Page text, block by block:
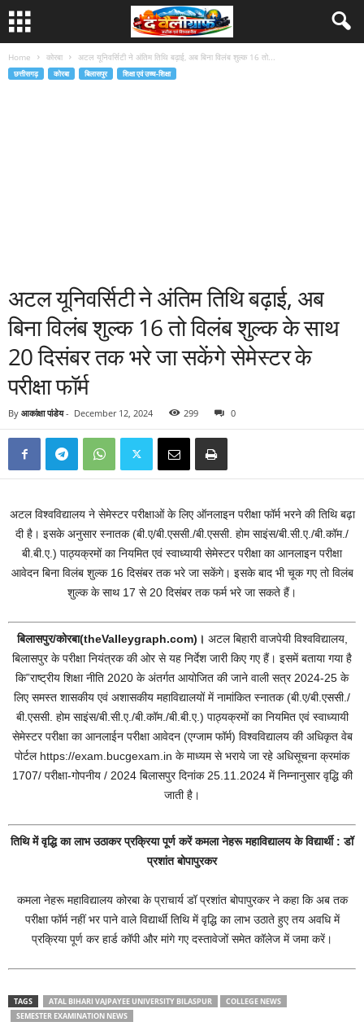
Home कोरबा अटल यूनिवर्सिटी ने अंतिम तिथि बढ़ाई, अब बिना विलंब शुल्क 16 तो...
छत्तीसगढ़ कोरबा बिलासपुर शिक्षा एवं उच्च-शिक्षा
अटल यूनिवर्सिटी ने अंतिम तिथि बढ़ाई, अब
बिना विलंब शुल्क 16 तो विलंब शुल्क के साथ
20 दिसंबर तक भरे जा सकेंगे सेमेस्टर के
परीक्षा फॉर्म
By आकांक्षा पांडेय- December 12, 2024 299 0
अटल विश्वविद्यालय ने सेमेस्टर परीक्षाओं के लिए ऑनलाइन परीक्षा फॉर्म भरने की तिथि बढ़ा
दी है। इसके अनुसार स्नातक (बी.ए/बी.एससी./बी.एससी. होम साइंस/बी.सी.ए./बी.कॉम./
बी.बी.ए.) पाठ्यक्रमों का नियमित एवं स्वाध्यायी सेमेस्टर परीक्षा का आनलाइन परीक्षा
आवेदन बिना विलंब शुल्क 16 दिसंबर तक भरे जा सकेंगे। इसके बाद भी चूक गए तो विलंब
शुल्क के साथ 17 से 20 दिसंबर तक फर्म भरे जा सकते हैं।
बिलासपुर/कोरबा(theValleygraph.com)। अटल बिहारी वाजपेयी विश्वविद्यालय,
बिलासपुर के परीक्षा नियंत्रक की ओर से यह निर्देश जारी किए गए हैं। इसमें बताया गया है
कि”राष्ट्रीय शिक्षा नीति 2020 के अंतर्गत आयोजित की जाने वाली सत्र 2024-25 के
लिए समस्त शासकीय एवं अशासकीय महाविद्यालयों में नामांकित स्नातक (बी.ए/बी.एससी./
बी.एससी. होम साइंस/बी.सी.ए./बी.कॉम./बी.बी.ए.) पाठ्यक्रमों का नियमित एवं स्वाध्यायी
सेमेस्टर परीक्षा का आनलाईन परीक्षा आवेदन (एग्जाम फॉर्म) विश्वविद्यालय की अधिकृत वेब
पोर्टल https://exam.bucgexam.in के माध्यम से भराये जा रहे अधिसूचना क्रमांक
1707/ परीक्षा-गोपनीय / 2024 बिलासपुर दिनांक 25.11.2024 में निम्नानुसार वृद्धि की
जाती है।
तिथि में वृद्धि का लाभ उठाकर प्रक्रिया पूर्ण करें कमला नेहरू महाविद्यालय के विद्यार्थी : डॉ
प्रशांत बोपापुरकर
कमला नेहरू महाविद्यालय कोरबा के प्राचार्य डॉ प्रशांत बोपापुरकर ने कहा कि अब तक
परीक्षा फॉर्म नहीं भर पाने वाले विद्यार्थी तिथि में वृद्धि का लाभ उठाते हुए तय अवधि में
प्रक्रिया पूर्ण कर हार्ड कॉपी और मांगे गए दस्तावेजों समेत कॉलेज में जमा करें।
TAGS ATAL BIHARI VAJPAYEE UNIVERSITY BILASPUR
COLLEGE NEWS
SEMESTER EXAMINATION NEWS